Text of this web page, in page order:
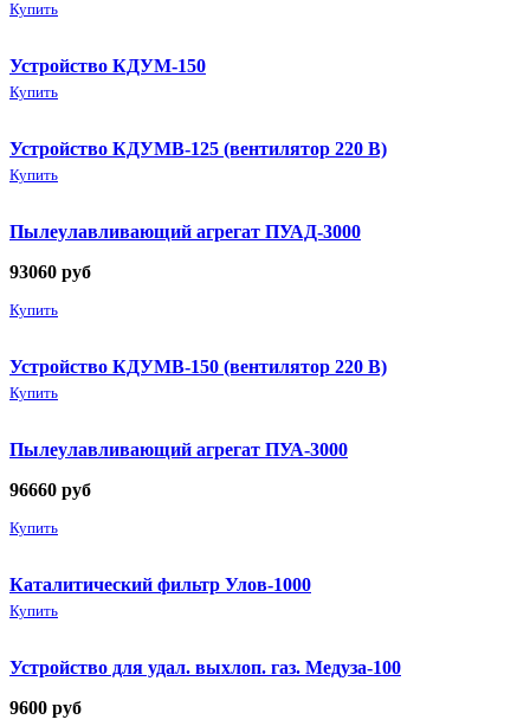
Купить
Устройство КДУМ-150
Купить
Устройство КДУМВ-125 (вентилятор 220 В)
Купить
Пылеулавливающий агрегат ПУАД-3000
93060 руб
Купить
Устройство КДУМВ-150 (вентилятор 220 В)
Купить
Пылеулавливающий агрегат ПУА-3000
96660 руб
Купить
Каталитический фильтр Улов-1000
Купить
Устройство для удал. выхлоп. газ. Медуза-100
9600 руб